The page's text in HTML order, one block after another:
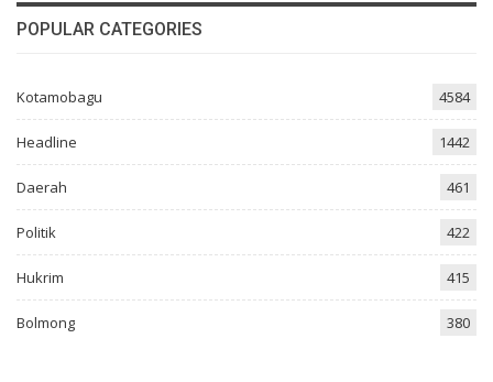
POPULAR CATEGORIES
Kotamobagu 4584
Headline 1442
Daerah 461
Politik 422
Hukrim 415
Bolmong 380